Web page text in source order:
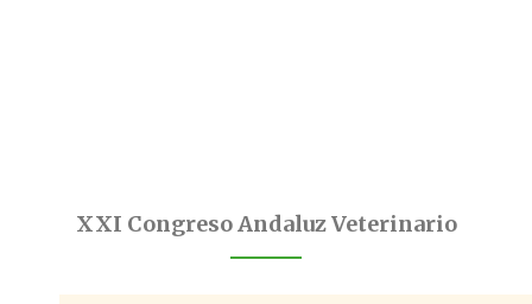
XXI Congreso Andaluz Veterinario